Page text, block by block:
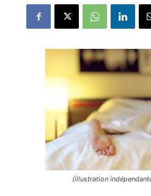
(illustration